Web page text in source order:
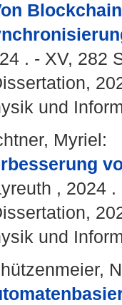
. - XV, 282
und
Myriel:
, 2024
und